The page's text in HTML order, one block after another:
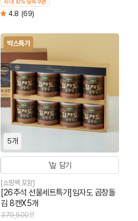
4.8 (69)
박스특가
5개
담기
[쇼핑백 포함]
[26추석 선물세트특가]임자도 곱창돌
김 8캔X5개
379,500원